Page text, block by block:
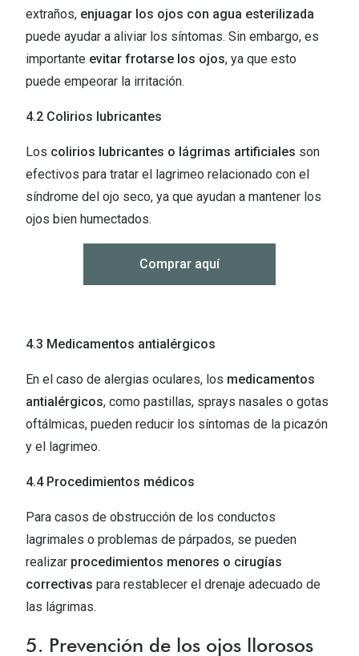
extraños, enjuagar los ojos con agua esterilizada
puede ayudar a aliviar los síntomas. Sin embargo, es
importante evitar frotarse los ojos, ya que esto
puede empeorar la irritación.
4.2 Colirios lubricantes
Los colirios lubricantes o lágrimas artificiales son
efectivos para tratar el lagrimeo relacionado con el
síndrome del ojo seco, ya que ayudan a mantener los
ojos bien humectados.
Comprar aquí
4.3 Medicamentos antialérgicos
En el caso de alergias oculares, los medicamentos
antialérgicos, como pastillas, sprays nasales o gotas
oftálmicas, pueden reducir los síntomas de la picazón
y el lagrimeo.
4.4 Procedimientos médicos
Para casos de obstrucción de los conductos
lagrimales o problemas de párpados, se pueden
realizar procedimientos menores o cirugías
correctivas para restablecer el drenaje adecuado de
las lágrimas.
5. Prevención de los ojos llorosos